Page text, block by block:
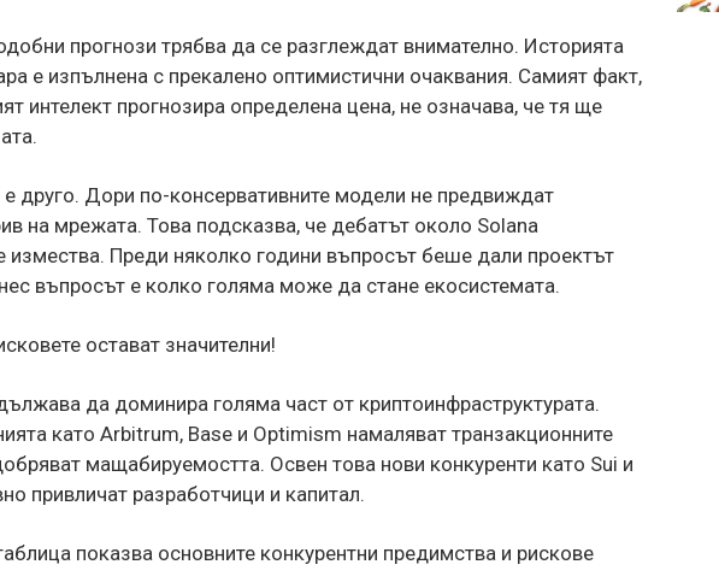
прогнози трябва да се разглеждат внимателно. Историята
е изпълнена с прекалено оптимистични очаквания. Самият факт,
интелект прогнозира определена цена, не означава, че тя ще
е друго. Дори по-консервативните модели не предвиждат
на мрежата. Това подсказва, че дебатът около Solana
измества. Преди няколко години въпросът беше дали проектът
въпросът е колко голяма може да стане екосистемата.
остават значителни!
да доминира голяма част от криптоинфраструктурата.
като Arbitrum, Base и Optimism намаляват транзакционните
мащабируемостта. Освен това нови конкуренти като Sui и
привличат разработчици и капитал.
показва основните конкурентни предимства и рискове